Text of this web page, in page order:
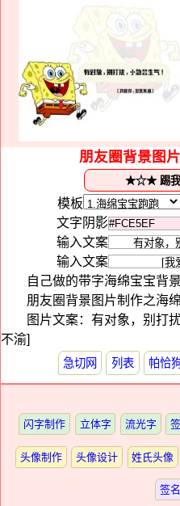
朋友圈背景图
模板
文字阴影
输入文案
输入文案
自己做的带字海绵宝宝背
朋友圈背景图片制作之海
图片文案：有对象，别打
不渝]
急切网 列表 帕恰
闪字制作 立体字 流光字
头像制作 头像设计 姓氏头像
签